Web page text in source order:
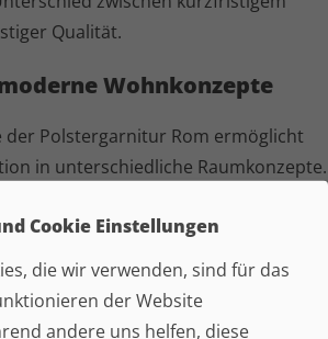
Qualität.
Wohnkonzepte
der Polster­garnitur Rom ermöglicht
in unter­schied­liche Raumkonzepte.
geprägten Wohnräumen. Die
stabil, auch wenn sich Details
Genau diese Anpas­sungs­fä­hig­keit
Entscheidung.
Cookie Einstellungen
die wir verwenden, sind für das
der Website
andere uns helfen, diese